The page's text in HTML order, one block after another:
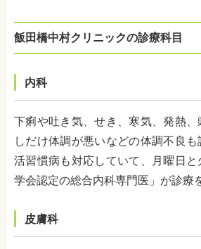
飯田橋中村クリニックの診療科目
内科
下痢や吐き気、せき、寒気、発熱
しだけ体調が悪いなどの体調不良も
活習慣病も対応していて、月曜日
学会認定の総合内科専門医」が診療
皮膚科